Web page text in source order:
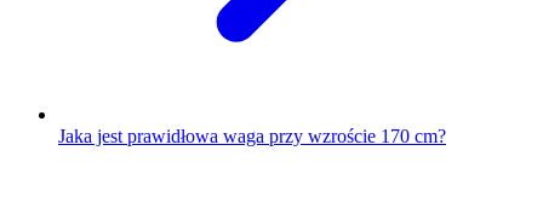
Jaka jest prawidłowa waga przy wzroście 170 cm?